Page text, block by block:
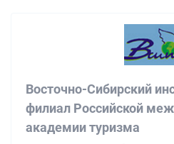
Восточно-Сибирский
филиал Российской
академии туризма